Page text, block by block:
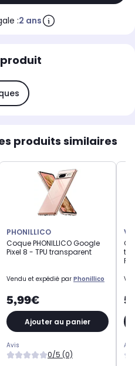
:2 ans
produits similaires
PHONILLICO
Coque PHONILLICO Google
Pixel 8 - TPU transparent
Vendu et expédié par Phonillico
5,99€
Ajouter au panier
Avis
0/5 (0)